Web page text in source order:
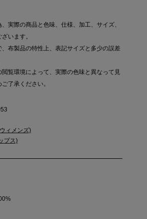
実際の商品と色味、仕様、加工、サイズ、
います。
布製品の特性上、表記サイズと多少の誤差
覧環境によって、実際の色味と異なって見
了承ください。
ィメンズ)
プス)